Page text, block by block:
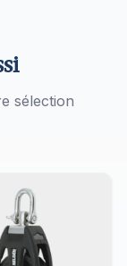
sélection